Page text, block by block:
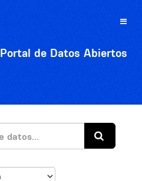
Toggle
Portal de Datos Abiertos